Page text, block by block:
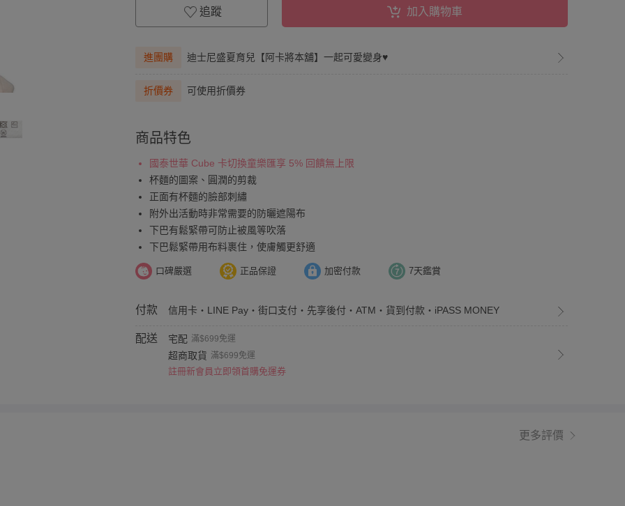
追蹤 加入購物車
進團購 迪士尼盛夏育兒【阿卡將本舖】一起可愛變身♥
折價券 可使用折價券
商品特色
國泰世華 Cube 卡切換童樂匯享 5% 回饋無上限
杯麵的圖案、圓潤的剪裁
正面有杯麵的臉部刺繡
附外出活動時非常需要的防曬遮陽布
下巴有鬆緊帶可防止被風等吹落
下巴鬆緊帶用布料裹住，使膚觸更舒適
口碑嚴選 正品保證 加密付款 7天鑑賞
付款 信用卡・LINE Pay・街口支付・先享後付・ATM・貨到付款・iPASS MONEY
配送 宅配 滿$699免運
超商取貨 滿$699免運
註冊新會員立即領首購免運券
更多評價